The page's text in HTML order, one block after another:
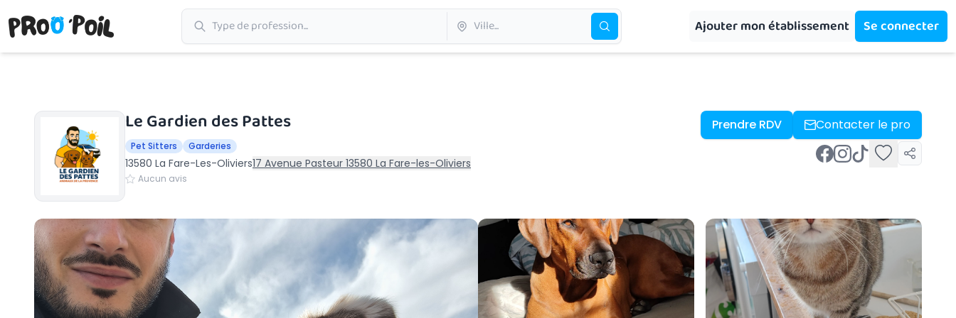
Ajouter mon établissement Se connecter
Accueil›La Fare-Les-Oliviers Le Gardien des Pattes
Le Gardien des Pattes
Pet Sitters Garderies
13580 La Fare-Les-Oliviers17 Avenue Pasteur 13580 La Fare-les-Oliviers
Aucun avis
Prendre RDV Contacter le pro